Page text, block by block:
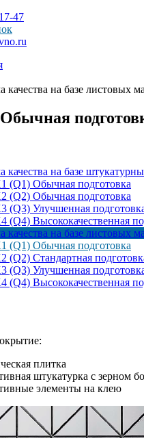
47
качества на базе листовых
качества на базе
(Q1) Обычная подготовка
(Q2) Обычная подготовка
(Q3) Улучшенная
(Q4) Высококачественная
качества на базе листовых
(Q1) Обычная подготовка
(Q2) Стандартная
(Q3) Улучшенная
(Q4) Высококачественная
плитка
штукатурка с зерном
элементы на клею